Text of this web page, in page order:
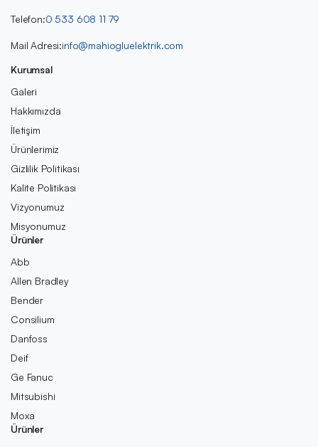
Telefon:0 533 608 11 79
Mail Adresi:info@mahiogluelektrik.com
Kurumsal
Galeri
Hakkımızda
İletişim
Ürünlerimiz
Gizlilik Politikası
Kalite Politikası
Vizyonumuz
Misyonumuz
Ürünler
Abb
Allen Bradley
Bender
Consilium
Danfoss
Deif
Ge Fanuc
Mitsubishi
Moxa
Ürünler